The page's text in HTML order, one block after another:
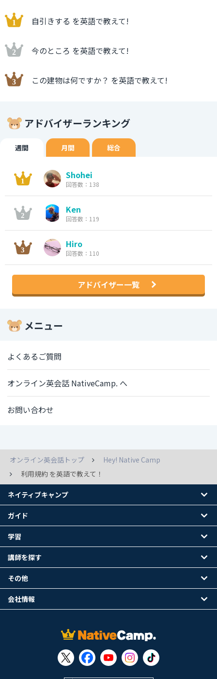
自引きする を英語で教えて!
今のところ を英語で教えて!
この建物は何ですか？ を英語で教えて!
アドバイザーランキング
週間 月間 総合
Shohei
回答数：138
Ken
回答数：119
Hiro
回答数：110
アドバイザー一覧
メニュー
よくあるご質問
オンライン英会話 NativeCamp. へ
お問い合わせ
オンライン英会話トップ
Hey! Native Camp
利用規約 を英語で教えて！
ネイティブキャンプ
ガイド
学習
講師を探す
その他
会社情報